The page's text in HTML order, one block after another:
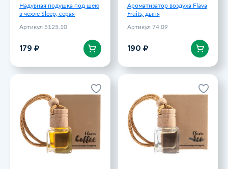
Надувная подушка под шею
в чехле Sleep, серая
Артикул 5125.10
179 ₽
Ароматизатор воздуха Flava
Fruits, дыня
Артикул 74.09
190 ₽В корзину
Ароматизатор воздуха Flava
Coffee, кофе
Артикул 74.08
Ароматизатор воздуха Flava
Ice, ментол
Артикул 74.07